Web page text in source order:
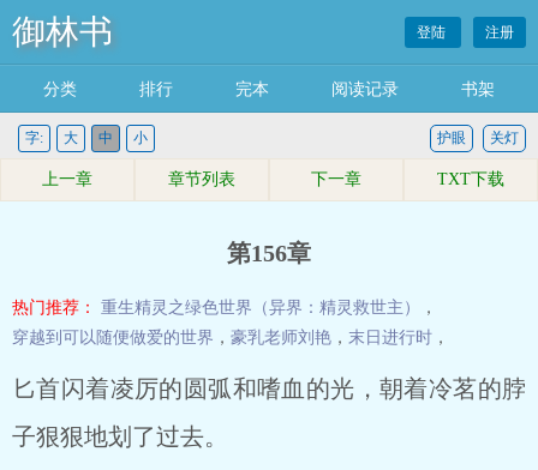
御林书 登陆 注册
分类 排行 完本 阅读记录 书架
字: 大 中 小 关灯
护眼
上一章 章节列表 下一章 TXT下载
第156章
热门推荐： 重生精灵之绿色世界（异界：精灵救世主）
，
穿越到可以随便做爱的世界 ， 豪乳老师刘艳 ， 末日进行时 ，
匕首闪着凌厉的圆弧和嗜血的光，朝着冷茗的脖
子狠狠地划了过去。